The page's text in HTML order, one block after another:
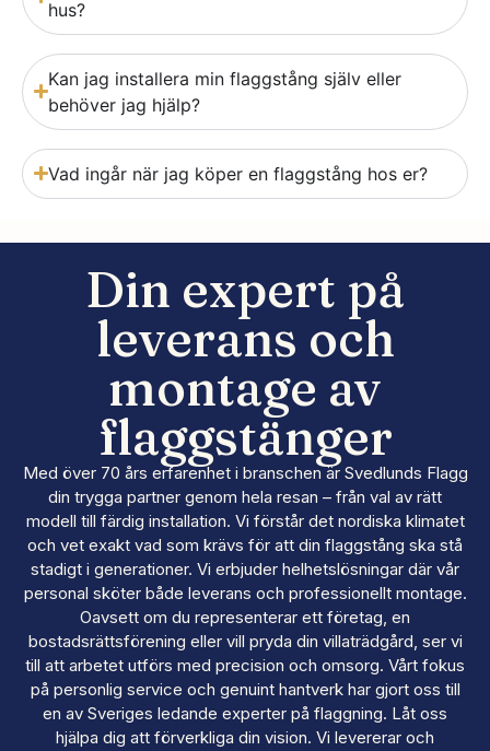
hus?
Kan jag installera min flaggstång själv eller
behöver jag hjälp?
Vad ingår när jag köper en flaggstång hos er?
Din expert på
leverans och
montage av
flaggstänger
Med över 70 års erfarenhet i branschen är Svedlunds Flagg
din trygga partner genom hela resan – från val av rätt
modell till färdig installation. Vi förstår det nordiska klimatet
och vet exakt vad som krävs för att din flaggstång ska stå
stadigt i generationer. Vi erbjuder helhetslösningar där vår
personal sköter både leverans och professionellt montage.
Oavsett om du representerar ett företag, en
bostadsrättsförening eller vill pryda din villaträdgård, ser vi
till att arbetet utförs med precision och omsorg. Vårt fokus
på personlig service och genuint hantverk har gjort oss till
en av Sveriges ledande experter på flaggning. Låt oss
hjälpa dig att förverkliga din vision. Vi levererar och